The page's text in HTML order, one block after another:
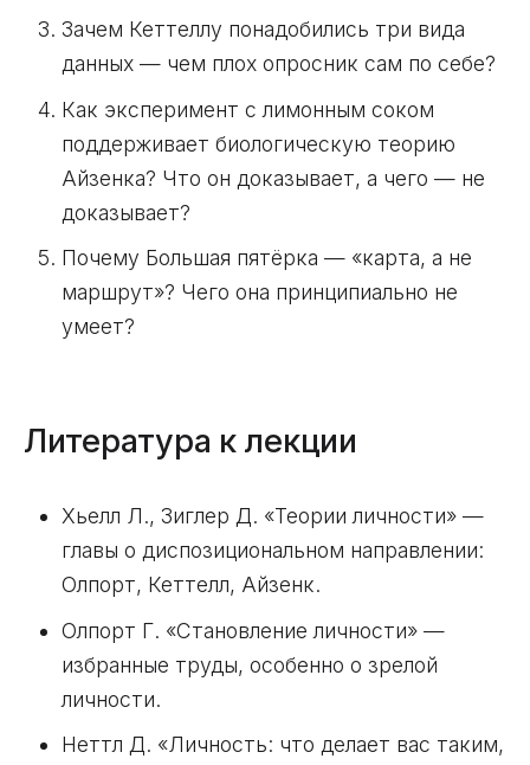
Зачем Кеттеллу понадобились три вида
данных — чем плох опросник сам по себе?
Как эксперимент с лимонным соком
поддерживает биологическую теорию
Айзенка? Что он доказывает, а чего — не
доказывает?
Почему Большая пятёрка — «карта, а не
маршрут»? Чего она принципиально не
умеет?
Литература к лекции
Хьелл Л., Зиглер Д. «Теории личности» —
главы о диспозициональном направлении:
Олпорт, Кеттелл, Айзенк.
Олпорт Г. «Становление личности» —
избранные труды, особенно о зрелой
личности.
Неттл Д. «Личность: что делает вас таким,